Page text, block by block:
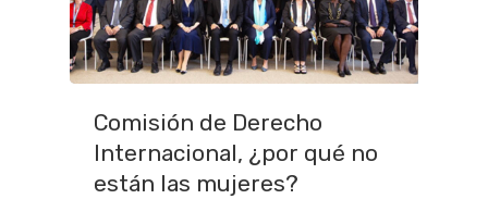
Comisión de Derecho
Internacional, ¿por qué no
están las mujeres?